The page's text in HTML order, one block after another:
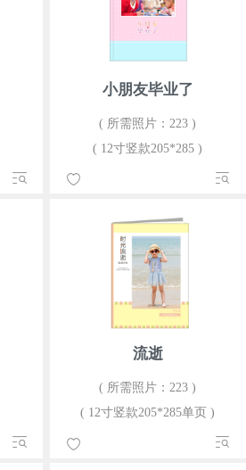
小朋友毕业了
( 所需照片：223 )
( 12寸竖款205*285 )
流逝
( 所需照片：223 )
( 12寸竖款205*285单页 )